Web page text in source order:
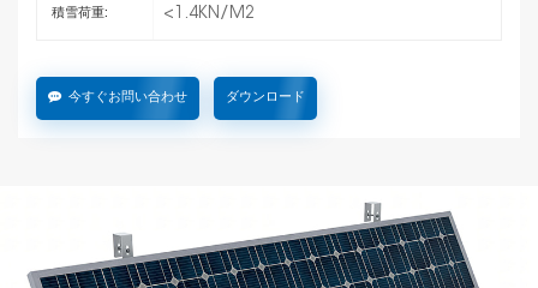
積雪荷重: <1.4KN/M2
今すぐお問い合わせ ダウンロード